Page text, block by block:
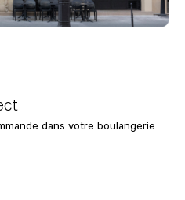
dans votre boulangerie